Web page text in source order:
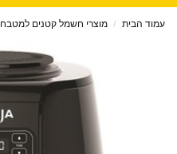
עמוד הבית / מוצרי חשמל קטנים למטבח